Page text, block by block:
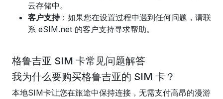
云存储中。
客户支持：如果您在设置过程中遇到任何问题，请联
系 eSIM.net 的客户支持寻求帮助。
格鲁吉亚 SIM 卡常见问题解答
我为什么要购买格鲁吉亚的 SIM 卡？
本地SIM卡让您在旅途中保持连接，无需支付高昂的漫游